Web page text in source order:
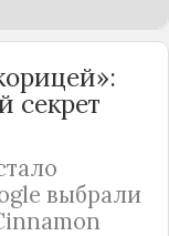
секрет
выбрали